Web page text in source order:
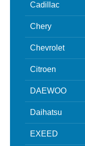
Cadillac
Chery
Chevrolet
Citroen
DAEWOO
Daihatsu
EXEED